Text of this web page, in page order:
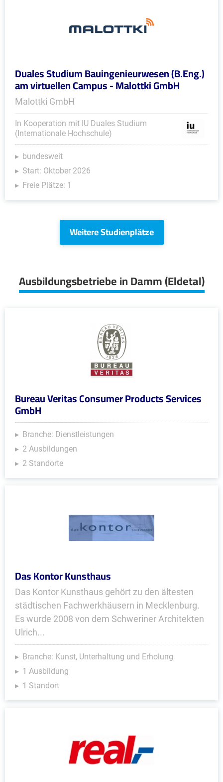
Duales Studium Bauingenieurwesen (B.Eng.)
am virtuellen Campus - Malottki GmbH
Malottki GmbH
In Kooperation mit IU Duales Studium
(Internationale Hochschule)
bundesweit
Start: Oktober 2026
Freie Plätze: 1
Weitere Studienplätze
Ausbildungsbetriebe in Damm (Eldetal)
Bureau Veritas Consumer Products Services
GmbH
Branche: Dienstleistungen
2 Ausbildungen
2 Standorte
Das Kontor Kunsthaus
Das Kontor Kunsthaus gehört zu den ältesten
städtischen Fachwerkhäusern in Mecklenburg.
Es wurde 2008 von dem Schweriner Architekten
Ulrich...
Branche: Kunst, Unterhaltung und Erholung
1 Ausbildung
1 Standort